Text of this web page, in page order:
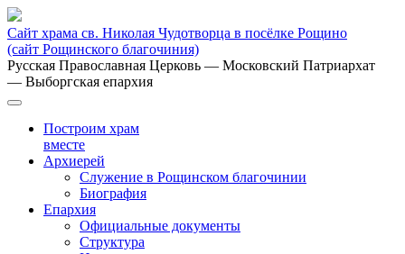
Сайт храма св. Николая Чудотворца в посёлке Рощино
(сайт Рощинского благочиния)
Русская Православная Церковь — Московский Патриархат
— Выборгская епархия
Построим храм
вместе
Архиерей
Служение в Рощинском благочинии
Биография
Епархия
Официальные документы
Структура